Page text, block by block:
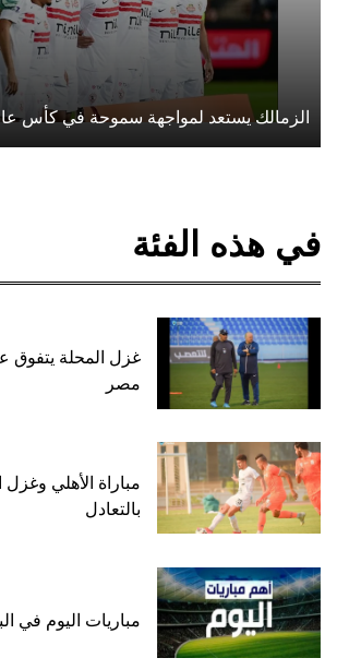
الزمالك يستعد لمواجهة سموحة في كأس
في هذه الفئة
غزل المحلة يتفوق
مصر
مباراة الأهلي وغزل
بالتعادل
مباريات اليوم في